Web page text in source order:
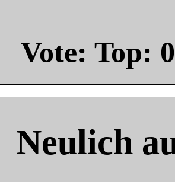
Vote: Top: 0
Neulich